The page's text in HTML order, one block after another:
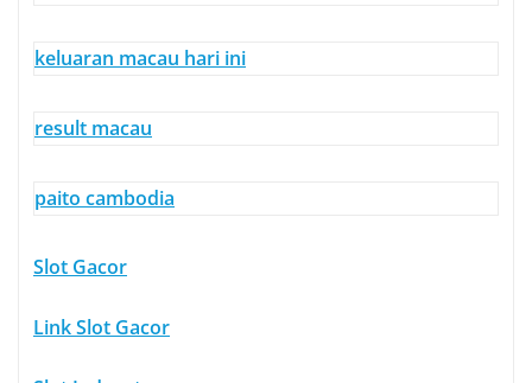
keluaran macau hari ini
result macau
paito cambodia
Slot Gacor
Link Slot Gacor